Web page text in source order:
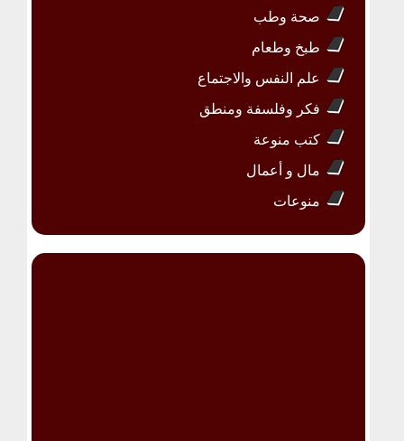
صحة وطب
طبخ وطعام
علم النفس والاجتماع
فكر وفلسفة ومنطق
كتب منوعة
مال و أعمال
منوعات